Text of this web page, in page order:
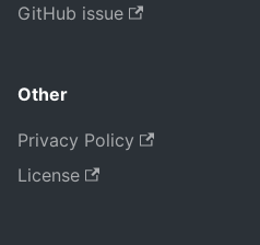
GitHub issue
Other
Privacy Policy
License